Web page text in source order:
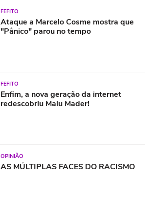
FEFITO
Ataque a Marcelo Cosme mostra que
"Pânico" parou no tempo
FEFITO
Enfim, a nova geração da internet
redescobriu Malu Mader!
OPINIÃO
AS MÚLTIPLAS FACES DO RACISMO